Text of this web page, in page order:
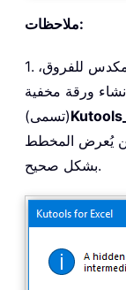
ملاحظات:
1. عند تطبيق هذه الميزة لإنشاء رسم بياني مكدس للفروق،
ورقة مخفية
(تسمى)
يُعرض المخطط
بشكل صحيح.